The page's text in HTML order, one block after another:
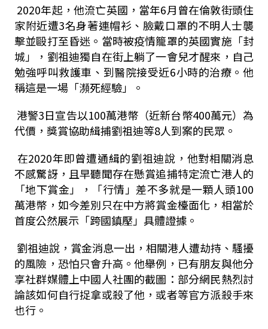
2020年起，他流亡英國，當年6月曾在倫敦街頭住
家附近遭3名身著連帽衫、臉戴口罩的不明人士襲
擊並毆打至昏迷。當時被疫情籠罩的英國實施「封
城」，劉祖迪獨自在街上躺了一會兒才醒來，自己
勉強呼叫救護車、到醫院接受近6小時的治療。他
稱這是一場「瀕死經驗」。
港警3日宣告以100萬港幣（近新台幣400萬元）為
代價，獎賞協助緝捕劉祖迪等8人到案的民眾。
在2020年即曾遭通緝的劉祖迪說，他對相關消息
不感驚訝，且早聽聞存在懸賞追捕特定流亡港人的
「地下賞金」，「行情」差不多就是一顆人頭100
萬港幣，如今差別只在中方將賞金檯面化，相當於
首度公然展示「跨國鎮壓」具體證據。
劉祖迪說，賞金消息一出，相關港人遭劫持、騷擾
的風險，恐怕只會升高。他舉例，已有朋友與他分
享社群媒體上中國人社團的截圖：部分網民熱烈討
論該如何自行捉拿或殺了他，或者等官方派殺手來
也行。